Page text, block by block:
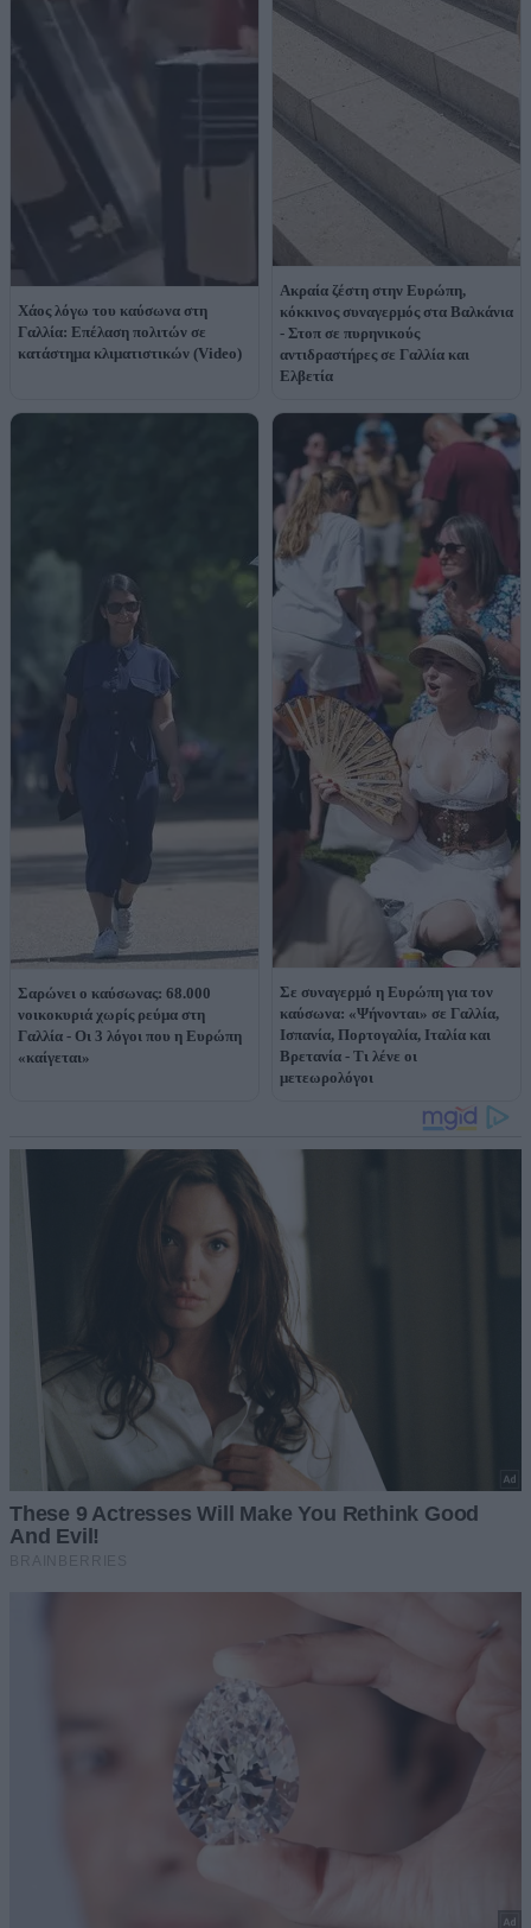
Χάος λόγω του καύσωνα στη
Γαλλία: Επέλαση πολιτών σε
κατάστημα κλιματιστικών (Video)
Ακραία ζέστη στην Ευρώπη,
κόκκινος συναγερμός στα Βαλκάνια
- Στοπ σε πυρηνικούς
αντιδραστήρες σε Γαλλία και
Ελβετία
Σαρώνει ο καύσωνας: 68.000
νοικοκυριά χωρίς ρεύμα στη
Γαλλία - Οι 3 λόγοι που η Ευρώπη
«καίγεται»
Σε συναγερμό η Ευρώπη για τον
καύσωνα: «Ψήνονται» σε Γαλλία,
Ισπανία, Πορτογαλία, Ιταλία και
Βρετανία - Τι λένε οι
μετεωρολόγοι